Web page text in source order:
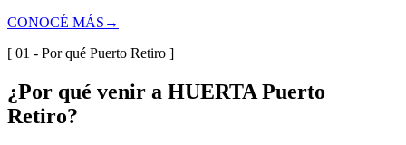
CONOCÉ MÁS →
[ 01 - Por qué Puerto Retiro ]
¿Por qué venir a HUERTA Puerto
Retiro?